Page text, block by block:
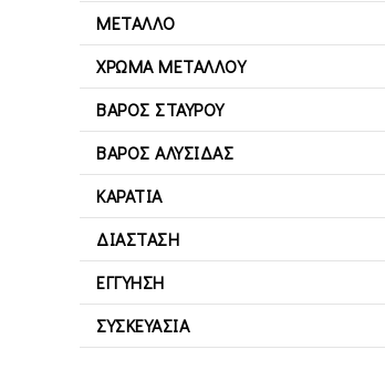
ΜΈΤΑΛΛΟ
ΧΡΏΜΑ ΜΕΤΆΛΛΟΥ
ΒΆΡΟΣ ΣΤΑΥΡΟΎ
ΒΆΡΟΣ ΑΛΥΣΊΔΑΣ
ΚΑΡΆΤΙΑ
ΔΙΆΣΤΑΣΗ
ΕΓΓΎΗΣΗ
ΣΥΣΚΕΥΑΣΊΑ